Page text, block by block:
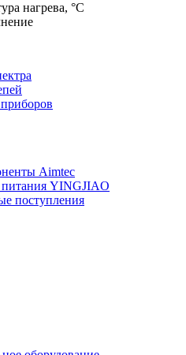
нагрева, °C
Aimtec
YINGJIAO
поступления